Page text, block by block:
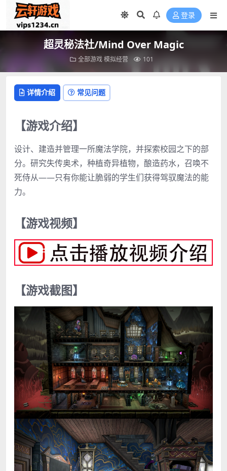
登录
超灵秘法社/Mind Over Magic
全部游戏 模拟经营 101
详情介绍 常见问题
【游戏介绍】
设计、建造并管理一所魔法学院，并探索校园之下的部
分。研究失传奥术，种植奇异植物，酿造药水，召唤不
死侍从——只有你能让脆弱的学生们获得驾驭魔法的能
力。
【游戏视频】
【游戏截图】